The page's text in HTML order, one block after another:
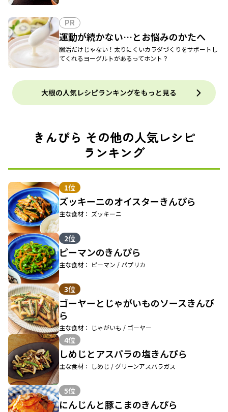
PR
運動が続かない…とお悩みのかたへ
腸活だけじゃない！太りにくいカラダづくりをサポートし
てくれるヨーグルトがあるってホント？
大根の人気レシピランキングをもっと見る
きんぴら その他の人気レシピ
ランキング
1位
ズッキーニのオイスターきんぴら
主な食材： ズッキーニ
2位
ピーマンのきんぴら
主な食材： ピーマン / パプリカ
3位
ゴーヤーとじゃがいものソースきんぴ
ら
主な食材： じゃがいも / ゴーヤー
4位
しめじとアスパラの塩きんぴら
主な食材： しめじ / グリーンアスパラガス
5位
にんじんと豚こまのきんぴら